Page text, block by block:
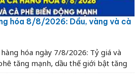
hóa 8/8/2026: Dầu, vàng và cà
hóa ngày 7/8/2026: Tỷ giá và
tăng mạnh, dầu thế giới bật tăng